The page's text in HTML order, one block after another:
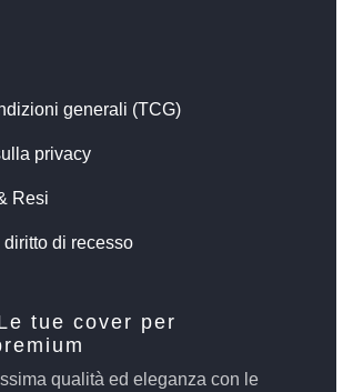
generali (TCG)
privacy
Resi
diritto di recesso
tue cover per
qualità ed eleganza con le